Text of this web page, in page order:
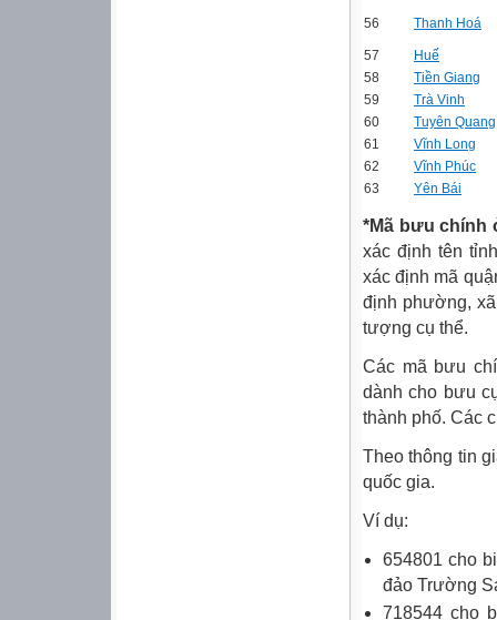
56 Thanh Hoá
57
Huế
58
Tiền Giang
59
Trà Vinh
60
Tuyên Quang
61
Vĩnh Long
62
Vĩnh Phúc
63
Yên Bái
*Mã bưu chính
xác định tên
xác định mã
định phường,
tượng cụ thể.
Các mã bưu
dành cho bưu
thành phố. Các
Theo thông tin
quốc gia.
Ví dụ:
654801 cho
đảo Trường
718544 cho